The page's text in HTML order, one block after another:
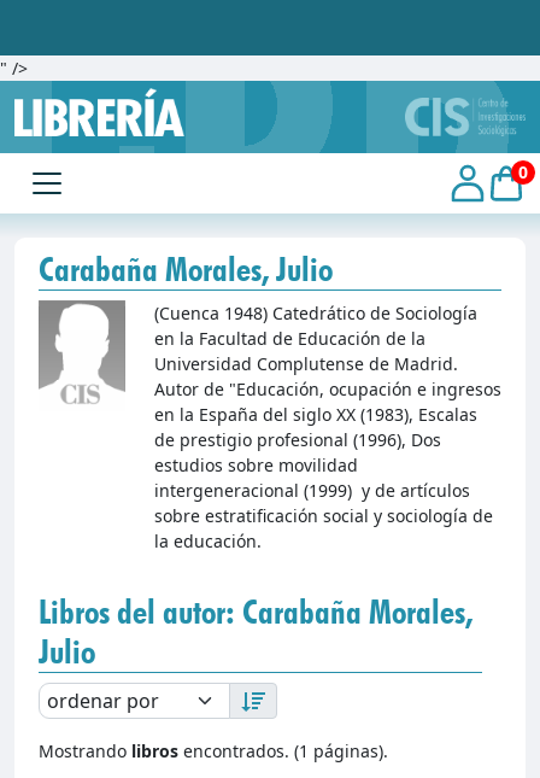
" />
0
Carabaña Morales, Julio
(Cuenca 1948) Catedrático de Sociología
en la Facultad de Educación de la
Universidad Complutense de Madrid.
Autor de "Educación, ocupación e ingresos
en la España del siglo XX (1983), Escalas
de prestigio profesional (1996), Dos
estudios sobre movilidad
intergeneracional (1999) y de artículos
sobre estratificación social y sociología de
la educación.
Libros del autor: Carabaña Morales,
Julio
Mostrando libros encontrados. (1 páginas).